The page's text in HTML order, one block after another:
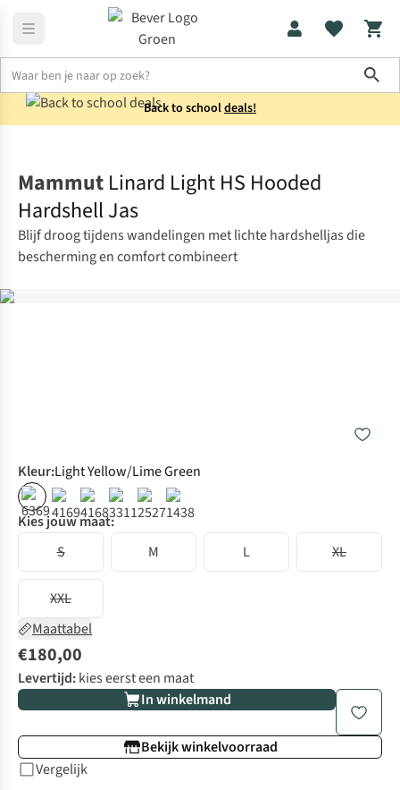
Back to schooldeals!
Mammut Linard Light HS Hooded
Hardshell Jas
Blijf droog tijdens wandelingen met lichte hardshelljas die
bescherming en comfort combineert
Kleur:Light Yellow/Lime Green
Kies jouw maat:
S
M L XL
XXL
Maattabel
€180,00
Levertijd:kies eerst een maat
In winkelmand
Bekijk winkelvoorraad
Vergelijk